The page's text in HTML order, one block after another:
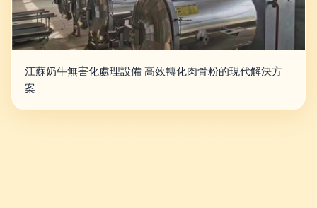
江蘇奶牛無害化處理設備 高效轉化肉骨粉的現代解決方
案